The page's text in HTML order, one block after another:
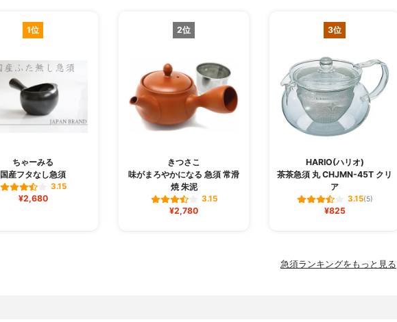
1位
ちゃーみる
国産フタなし急須
3.15
¥2,680
2位
きつさこ
味がまろやかになる 急須 常滑
焼 朱泥
3.15
¥2,780
3位
HARIO(ハリオ)
茶茶急須 丸 CHJMN-45T クリ
ア
3.15(5)
¥825
急須ランキングをもっと見る